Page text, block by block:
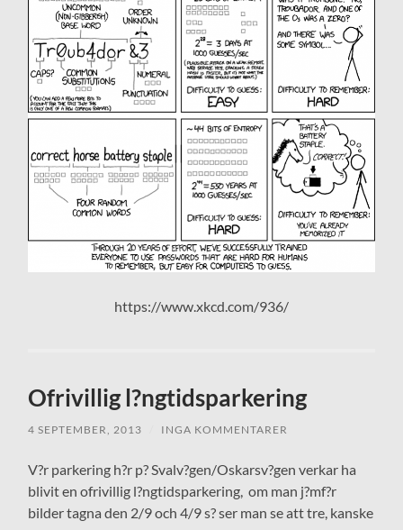
https://www.xkcd.com/936/
Ofrivillig l?ngtidsparkering
4 SEPTEMBER, 2013 INGA KOMMENTARER
V?r parkering h?r p? Svalv?gen/Oskarsv?gen verkar ha
blivit en ofrivillig l?ngtidsparkering, om man j?mf?r
bilder tagna den 2/9 och 4/9 s? ser man se att tre, kanske